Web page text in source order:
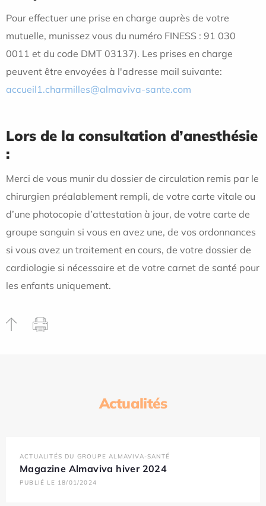
Pour effectuer une prise en charge auprès de votre
mutuelle, munissez vous du numéro FINESS : 91 030
0011 et du code DMT 03137). Les prises en charge
peuvent être envoyées à l'adresse mail suivante:
accueil1.charmilles@almaviva-sante.com
Lors de la consultation d’anesthésie
:
Merci de vous munir du dossier de circulation remis par le
chirurgien préalablement rempli, de votre carte vitale ou
d’une photocopie d’attestation à jour, de votre carte de
groupe sanguin si vous en avez une, de vos ordonnances
si vous avez un traitement en cours, de votre dossier de
cardiologie si nécessaire et de votre carnet de santé pour
les enfants uniquement.
Actualités
ACTUALITÉS DU GROUPE ALMAVIVA-SANTÉ
Magazine Almaviva hiver 2024
PUBLIÉ LE 18/01/2024